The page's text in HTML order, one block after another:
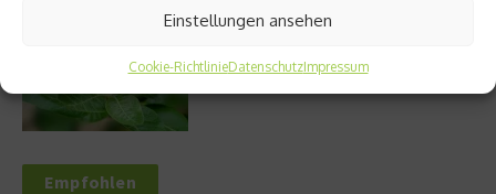
Einstellungen ansehen
Cookie-RichtlinieDatenschutzImpressum
Welches Ashwagandha sollte ich kaufen?
Empfohlen